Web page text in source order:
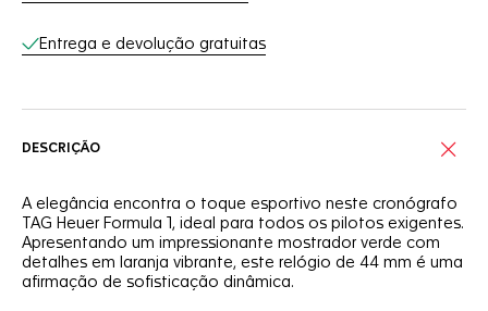
Entrega e devolução gratuitas
DESCRIÇÃO
A elegância encontra o toque esportivo neste cronógrafo
TAG Heuer Formula 1, ideal para todos os pilotos exigentes.
Apresentando um impressionante mostrador verde com
detalhes em laranja vibrante, este relógio de 44 mm é uma
afirmação de sofisticação dinâmica.